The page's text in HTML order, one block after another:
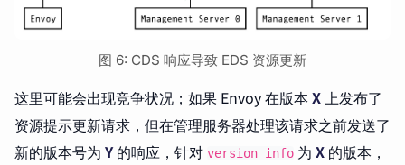
图 6: CDS 响应导致 EDS 资源更新
这里可能会出现竞争状况；如果 Envoy 在版本X上发布了
资源提示更新请求，但在管理服务器处理该请求之前发送了
新的版本号为 Y的响应，针对 version_info 为 X 的版本，